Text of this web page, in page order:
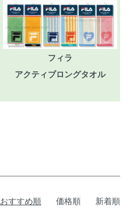
フィラ
アクティブロングタオル
おすすめ順 価格順 新着順